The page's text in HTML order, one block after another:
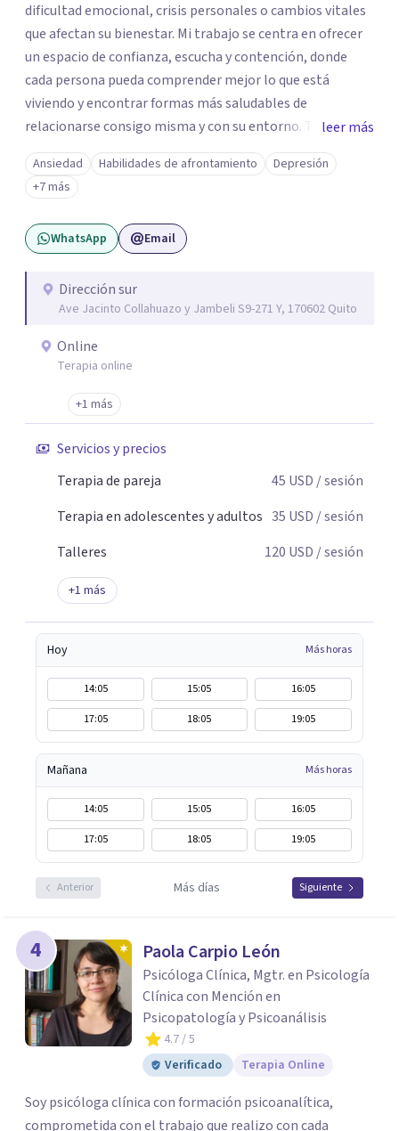
dificultad emocional, crisis personales o cambios vitales
que afectan su bienestar. Mi trabajo se centra en ofrecer
un espacio de confianza, escucha y contención, donde
cada persona pueda comprender mejor lo que está
viviendo y encontrar formas más saludables de
relacionarse consigo misma y con su entorno. Trabajo
desde terapias conductuales contextuales y enfoques
basados en evidencia, adaptando el proceso a las
necesidades particulares de cada paciente.
leer más
Ansiedad Habilidades de afrontamiento
Depresión
+7 más
WhatsApp Email
Dirección sur
Ave Jacinto Collahuazo y Jambeli S9-271 Y, 170602 Quito
Online
Terapia online
+1 más
Servicios y precios
Terapia de pareja
45 USD / sesión
Terapia en adolescentes y adultos 35 USD / sesión
Talleres
120 USD / sesión
+1 más
Hoy Más horas
14:05 15:05
16:05
17:05
18:05 19:05
Mañana Más horas
14:05 15:05
16:05
17:05
18:05 19:05
Anterior Más días Siguiente
4 Paola Carpio León
Psicóloga Clínica, Mgtr. en Psicología
Clínica con Mención en
Psicopatología y Psicoanálisis
4.7/ 5
Verificado
Terapia Online
Soy psicóloga clínica con formación psicoanalítica,
comprometida con el trabajo que realizo con cada